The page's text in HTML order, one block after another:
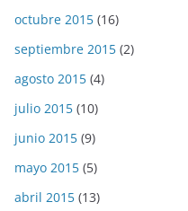
octubre 2015 (16)
septiembre 2015 (2)
agosto 2015 (4)
julio 2015 (10)
junio 2015 (9)
mayo 2015 (5)
abril 2015 (13)